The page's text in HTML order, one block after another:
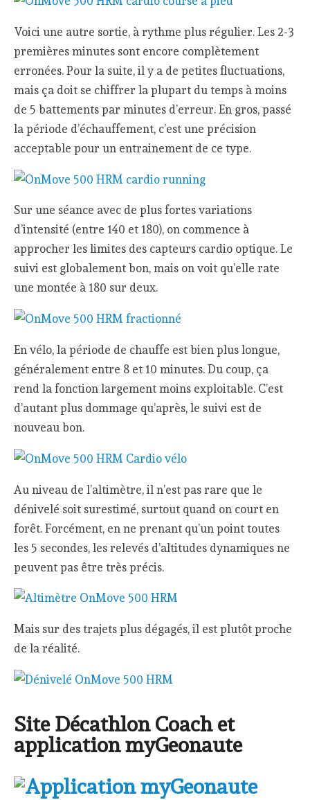
Voici une autre sortie, à rythme plus régulier. Les 2-3
premières minutes sont encore complètement
erronées. Pour la suite, il y a de petites fluctuations,
mais ça doit se chiffrer la plupart du temps à moins
de 5 battements par minutes d’erreur. En gros, passé
la période d’échauffement, c’est une précision
acceptable pour un entrainement de ce type.
Sur une séance avec de plus fortes variations
d’intensité (entre 140 et 180), on commence à
approcher les limites des capteurs cardio optique. Le
suivi est globalement bon, mais on voit qu’elle rate
une montée à 180 sur deux.
En vélo, la période de chauffe est bien plus longue,
généralement entre 8 et 10 minutes. Du coup, ça
rend la fonction largement moins exploitable. C’est
d’autant plus dommage qu’après, le suivi est de
nouveau bon.
Au niveau de l’altimètre, il n’est pas rare que le
dénivelé soit surestimé, surtout quand on court en
forêt. Forcément, en ne prenant qu’un point toutes
les 5 secondes, les relevés d’altitudes dynamiques ne
peuvent pas être très précis.
Mais sur des trajets plus dégagés, il est plutôt proche
de la réalité.
Site Décathlon Coach et
application myGeonaute